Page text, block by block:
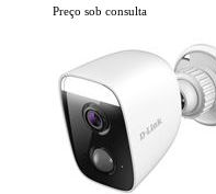
Preço sob consulta